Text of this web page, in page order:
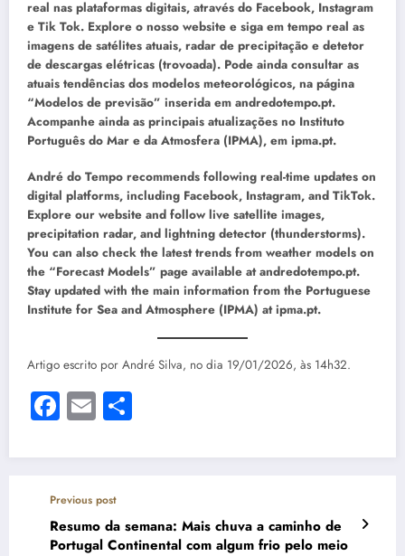
real nas plataformas digitais, através do Facebook, Instagram
e Tik Tok. Explore o nosso website e siga em tempo real as
imagens de satélites atuais, radar de precipitação e detetor
de descargas elétricas (trovoada). Pode ainda consultar as
atuais tendências dos modelos meteorológicos, na página
“Modelos de previsão” inserida em andredotempo.pt.
Acompanhe ainda as principais atualizações no Instituto
Português do Mar e da Atmosfera (IPMA), em ipma.pt.
André do Tempo recommends following real-time updates on
digital platforms, including Facebook, Instagram, and TikTok.
Explore our website and follow live satellite images,
precipitation radar, and lightning detector (thunderstorms).
You can also check the latest trends from weather models on
the “Forecast Models” page available at andredotempo.pt.
Stay updated with the main information from the Portuguese
Institute for Sea and Atmosphere (IPMA) at ipma.pt.
Artigo escrito por André Silva, no dia 19/01/2026, às 14h32.
Facebook
Email
Previous post
Resumo da semana: Mais chuva a caminho de
Portugal Continental com algum frio pelo meio